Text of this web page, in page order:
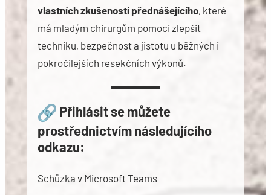
vlastních zkušeností přednášejícího, které
má mladým chirurgům pomoci zlepšit
techniku, bezpečnost a jistotu u běžných i
pokročilejších resekčních výkonů.
Přihlásit se můžete
prostřednictvím následujícího
odkazu:
Schůzka v Microsoft Teams